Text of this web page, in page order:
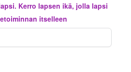
Kerro lapsen ikä, jolla lapsi
itselleen